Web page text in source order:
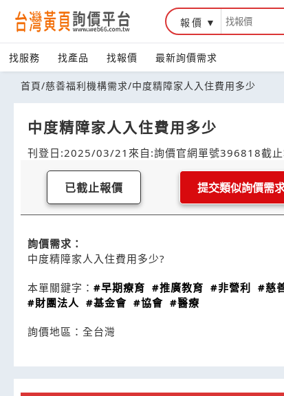
報價
找服務 找產品 找報價 最新詢價需求
首頁/慈善福利機構需求/中度精障家人入住費用多少
中度精障家人入住費用多少
刊登日:2025/03/21 來自:詢價官網單號396818截
已截止報價 提交類似詢價需
詢價需求：
中度精障家人入住費用多少?
本單關鍵字： #早期療育 #推廣教育 #非營利 #慈
#財團法人 #基金會 #協會 #醫療
詢價地區： 全台灣